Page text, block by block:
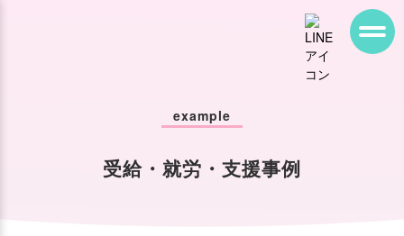
example
受給・就労・支援事例